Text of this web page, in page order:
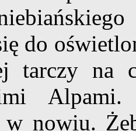
do
tarczy na
w nowiu.